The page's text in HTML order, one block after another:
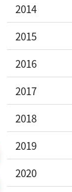
2014
2015
2016
2017
2018
2019
2020